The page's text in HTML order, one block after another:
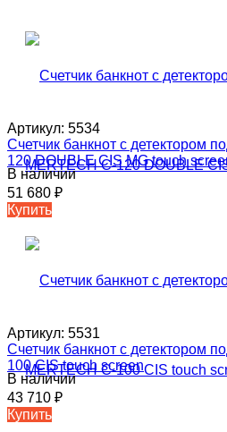
Артикул: 5534
Счетчик банкнот с детектором
120 DOUBLE CIS MG touch
В наличии
51 680 ₽
Купить
Артикул: 5531
Счетчик банкнот с детектором
100 CIS touch screen
В наличии
43 710 ₽
Купить